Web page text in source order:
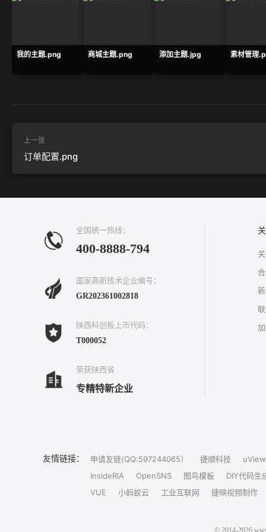
我的主题.png 商城主题.png 添加主题.jpg 素材管理
上一张
订单配置.png
全国统一热线：
400-8888-794
国家高新技术企业编号：
GR202361002818
陕西科创板上市代码：
T000052
荣获陕西省
专精特新企业
友情链接： 申请友链(QQ:597244065） 捷顺科技
uView
InsideRIA
OpenSNS 图鸟模板
DIY代码生
VUE
小蚂蚁云 工业互联网 捷映视频制作
© 2014-2026